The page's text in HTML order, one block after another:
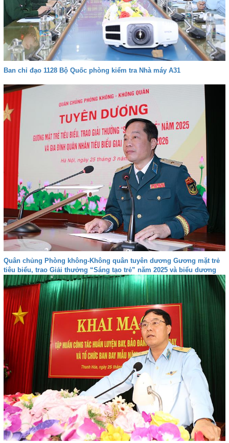
Ban chỉ đạo 1128 Bộ Quốc phòng kiểm tra Nhà máy A31
Quân chủng Phòng không-Không quân tuyên dương Gương mặt trẻ
tiêu biểu, trao Giải thưởng “Sáng tạo trẻ” năm 2025 và biểu dương
gia đình quân nhân tiêu biểu giai đoạn 2024-2026